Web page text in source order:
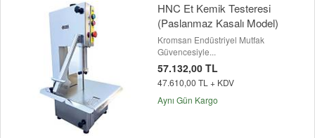
HNC Et Kemik Testeresi
(Paslanmaz Kasalı Model)
Kromsan Endüstriyel Mutfak
Güvencesiyle...
57.132,00 TL
47.610,00 TL + KDV
Aynı Gün Kargo